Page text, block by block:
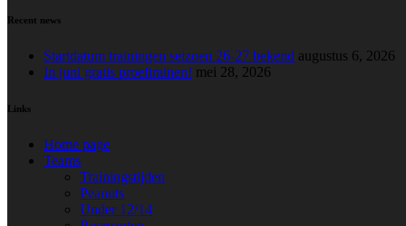
Recent news
Startdatum trainingen seizoen 26-27 bekend augustus 6, 2026
In juni gratis proeftrainen! mei 28, 2026
Links
Home page
Teams
Trainingstijden
Peanuts
Under 12/14